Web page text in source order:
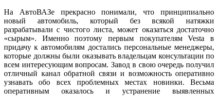
На АвтоВАЗе прекрасно понимали, что принципиально
новый автомобиль, который без всякой натяжки
разрабатывали с чистого листа, может оказаться достаточно
«сырым». Именно поэтому первым покупателям Vesta в
придачу к автомобилям достались персональные менеджеры,
которые должны были оказывать владельцам консультации по
всем интересующим вопросам. Завод в свою очередь получил
отличный канал обратной связи и возможность оперативно
узнавать обо всех проблемных местах новинки. Весьма
оперативным оказалось и устранение выявленных